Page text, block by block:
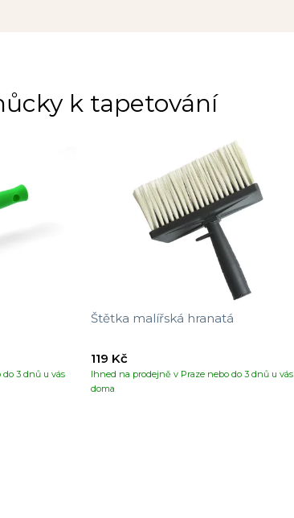
k tapetování
3 dnů u vás
Štětka malířská hranatá
Ihned na prodejně v Praze nebo do 3 dnů u vás
doma
119 Kč